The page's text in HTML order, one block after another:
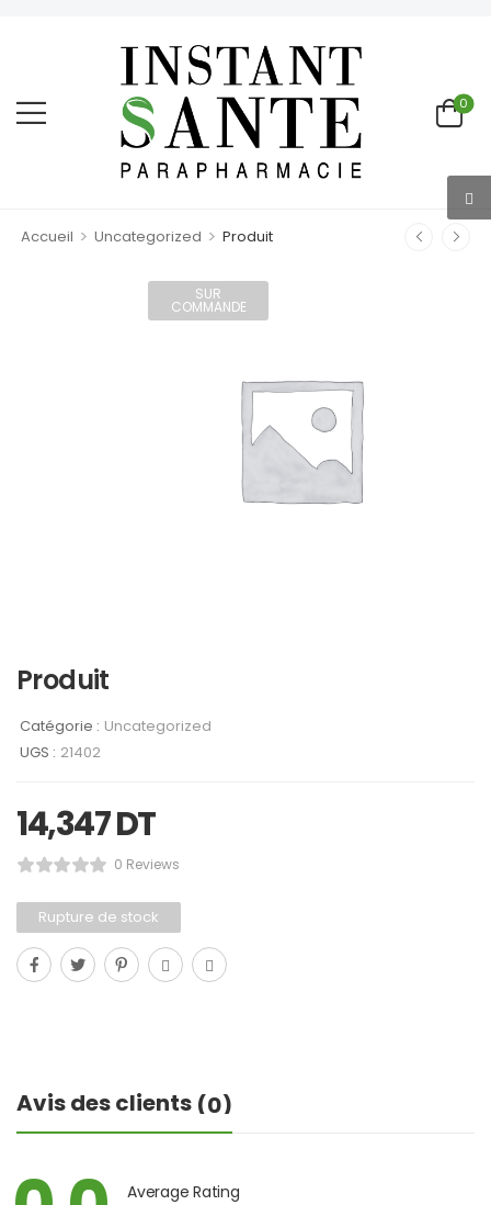
0
Accueil > Uncategorized > Produit
SUR
COMMANDE
Produit
Catégorie : Uncategorized
UGS : 21402
14,347DT
0 Reviews
Rupture de stock
Avis des clients (0)
Average Rating